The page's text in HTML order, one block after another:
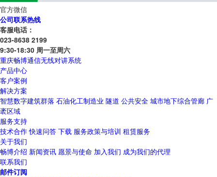
官方微信
公司联系热线
客服电话：
023-8638 2199
9:30-18:30 周一至周六
重庆畅博通信无线对讲系统
产品中心
客户案例
解决方案
智慧数字建筑群落 石油化工制造业 隧道 公共安全 城市地下综合管廊 广
袤区域
服务支持
技术合作 快速问答 下载 服务政策与培训 租赁服务
关于我们
畅博介绍 新闻资讯 愿景与使命 加入我们 成为我们的代理
联系我们
邮件订阅